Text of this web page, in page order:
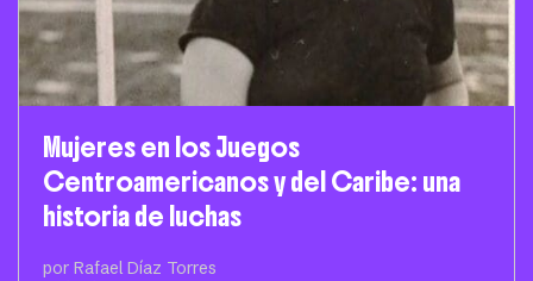
Mujeres en los Juegos
Centroamericanos y del Caribe: una
historia de luchas
por Rafael Díaz Torres